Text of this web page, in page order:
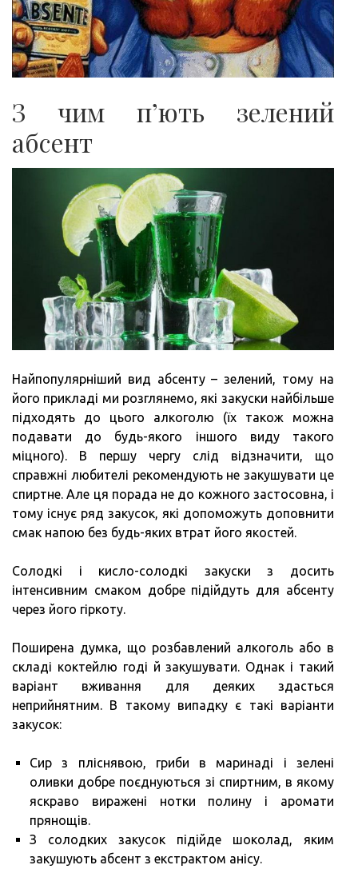
З чим п’ють зелений
абсент
Найпопулярніший вид абсенту – зелений, тому на
його прикладі ми розглянемо, які закуски найбільше
підходять до цього алкоголю (їх також можна
подавати до будь-якого іншого виду такого
міцного). В першу чергу слід відзначити, що
справжні любителі рекомендують не закушувати це
спиртне. Але ця порада не до кожного застосовна, і
тому існує ряд закусок, які допоможуть доповнити
смак напою без будь-яких втрат його якостей.
Солодкі і кисло-солодкі закуски з досить
інтенсивним смаком добре підійдуть для абсенту
через його гіркоту.
Поширена думка, що розбавлений алкоголь або в
складі коктейлю годі й закушувати. Однак і такий
варіант вживання для деяких здасться
неприйнятним. В такому випадку є такі варіанти
закусок:
Сир з пліснявою, гриби в маринаді і зелені
оливки добре поєднуються зі спиртним, в якому
яскраво виражені нотки полину і аромати
прянощів.
З солодких закусок підійде шоколад, яким
закушують абсент з екстрактом анісу.